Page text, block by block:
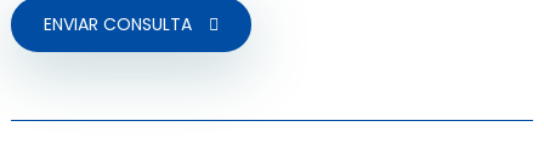
ENVIAR CONSULTA